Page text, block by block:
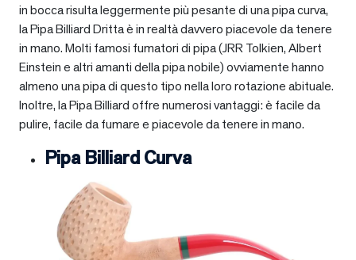
in bocca risulta leggermente più pesante di una pipa curva,
la Pipa Billiard Dritta è in realtà davvero piacevole da tenere
in mano. Molti famosi fumatori di pipa (JRR Tolkien, Albert
Einstein e altri amanti della pipa nobile) ovviamente hanno
almeno una pipa di questo tipo nella loro rotazione abituale.
Inoltre, la Pipa Billiard offre numerosi vantaggi: è facile da
pulire, facile da fumare e piacevole da tenere in mano.
Pipa Billiard Curva